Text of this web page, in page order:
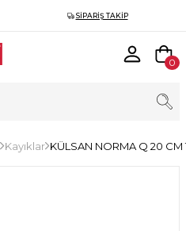
SIPARIŞ TAKIP
0
Kayıklar KÜLSAN NORMA Q 20 CM